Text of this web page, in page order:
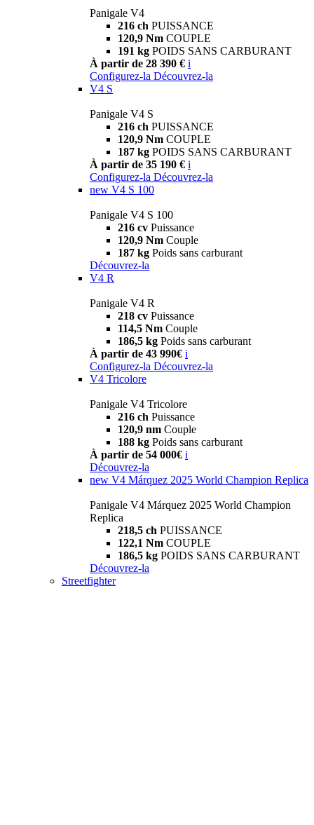
Panigale V4
216 ch PUISSANCE
120,9 Nm COUPLE
191 kg POIDS SANS CARBURANT
À partir de 28 390 € i
Configurez-la Découvrez-la
V4 S
Panigale V4 S
216 ch PUISSANCE
120,9 Nm COUPLE
187 kg POIDS SANS CARBURANT
À partir de 35 190 € i
Configurez-la Découvrez-la
new V4 S 100
Panigale V4 S 100
216 cv Puissance
120,9 Nm Couple
187 kg Poids sans carburant
Découvrez-la
V4 R
Panigale V4 R
218 cv Puissance
114,5 Nm Couple
186,5 kg Poids sans carburant
À partir de 43 990€ i
Configurez-la Découvrez-la
V4 Tricolore
Panigale V4 Tricolore
216 ch Puissance
120,9 nm Couple
188 kg Poids sans carburant
À partir de 54 000€ i
Découvrez-la
new V4 Márquez 2025 World Champion Replica
Panigale V4 Márquez 2025 World Champion
Replica
218,5 ch PUISSANCE
122,1 Nm COUPLE
186,5 kg POIDS SANS CARBURANT
Découvrez-la
Streetfighter